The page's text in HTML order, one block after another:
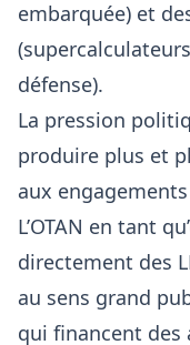
embarquée) et
défense).
La pression
produire plus et
aux
L’OTAN en tant
directement des
au sens grand
qui financent des